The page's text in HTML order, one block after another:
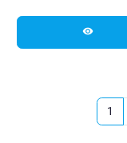
visibility
1